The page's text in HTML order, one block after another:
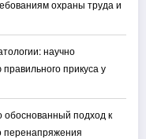
охраны труда и
научно
прикуса у
подход к
перенапряжения